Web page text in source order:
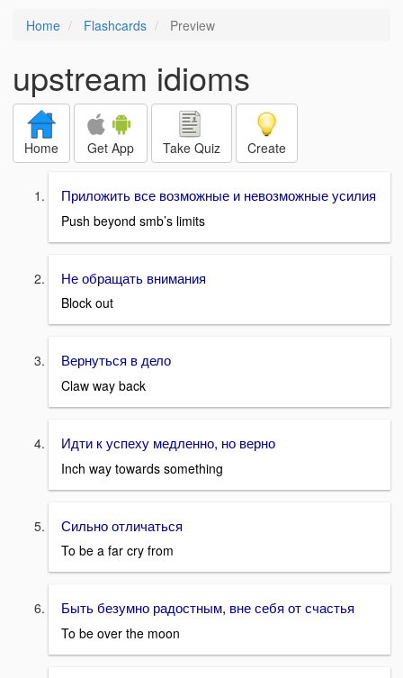
Home Flashcards Preview
upstream idioms
Home Get App Take Quiz Create
Приложить все возможные и невозможные усилия
Push beyond smb’s limits
Не обращать внимания
Block out
Вернуться в дело
Claw way back
Идти к успеху медленно, но верно
Inch way towards something
Сильно отличаться
To be a far cry from
Быть безумно радостным, вне себя от счастья
To be over the moon